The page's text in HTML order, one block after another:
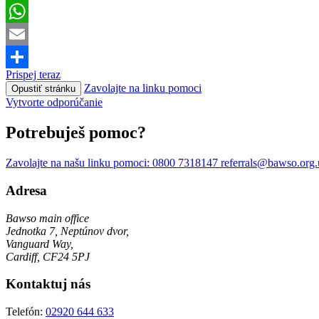
LinkedIn
WhatsApp
Email
Share
Prispej teraz
Opustiť stránku
Zavolajte na linku pomoci
Vytvorte odporúčanie
Potrebuješ pomoc?
Zavolajte na našu linku pomoci: 0800 7318147
Adresa
Bawso main office
Jednotka 7, Neptúnov dvor,
Vanguard Way,
Cardiff, CF24 5PJ
Kontaktuj nás
Telefón: 02920 644 633